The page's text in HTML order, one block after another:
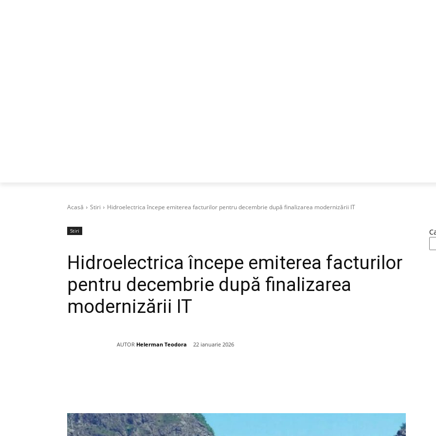
Acasă Stiri Hidroelectrica începe emiterea facturilor pentru decembrie după finalizarea modernizării IT
Stiri
Hidroelectrica începe emiterea facturilor
pentru decembrie după finalizarea
modernizării IT
AUTOR Helerman Teodora 22 ianuarie 2026